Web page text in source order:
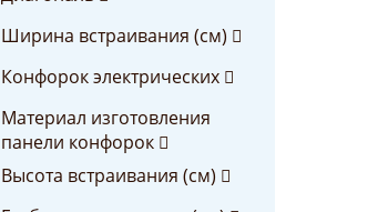
Ширина встраивания (см)
Конфорок электрических
Материал изготовления
панели конфорок
Высота встраивания (см)